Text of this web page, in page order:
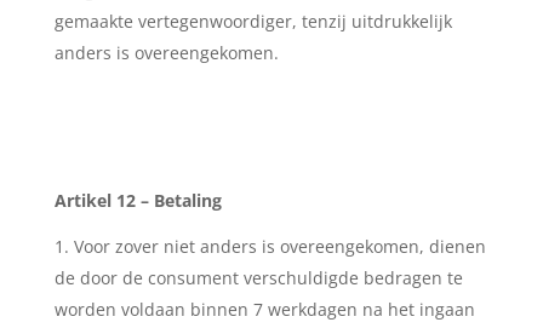
gemaakte vertegenwoordiger, tenzij uitdrukkelijk
anders is overeengekomen.
Artikel 12 – Betaling
Voor zover niet anders is overeengekomen, dienen
de door de consument verschuldigde bedragen te
worden voldaan binnen 7 werkdagen na het ingaan